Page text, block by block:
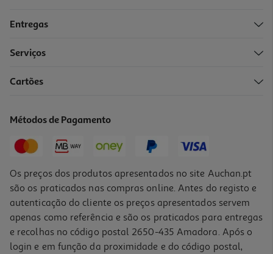
Entregas
Serviços
Cartões
Métodos de Pagamento
Os preços dos produtos apresentados no site Auchan.pt
são os praticados nas compras online. Antes do registo e
autenticação do cliente os preços apresentados servem
apenas como referência e são os praticados para entregas
e recolhas no código postal 2650-435 Amadora. Após o
login e em função da proximidade e do código postal,